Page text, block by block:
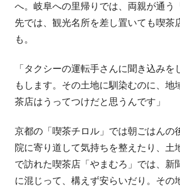
へ。岐阜への里帰りでは、両親が通う
先では、観光名所を差し置いても喫茶
も。
「タクシーの運転手さんに聞き込みを
もします。その土地に馴染むのに、地
茶店はうってつけだと思うんです」
京都の「喫茶チロル」では朝ごはんの
院に寄り道して気持ちを整えたり、土
で訪れた喫茶店「やまむろ」では、新
に混じって、構えず安らいだり。その